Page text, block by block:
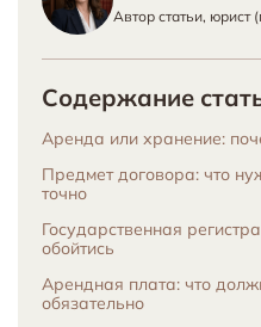
Автор статьи, юрист
Содержание
Аренда или хранение:
Предмет договора: что
точно
Государственная
обойтись
Арендная плата: что
обязательно